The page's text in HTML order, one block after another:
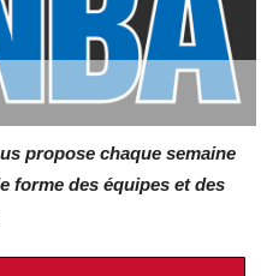
propose chaque semaine
forme des équipes et des